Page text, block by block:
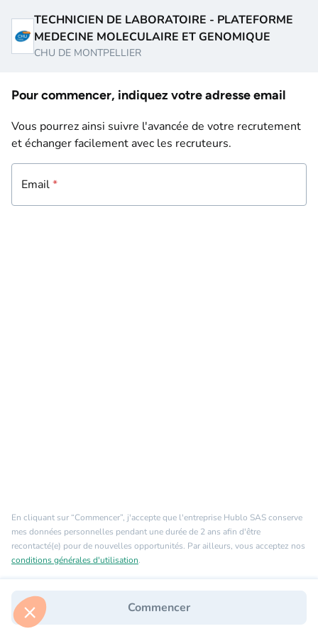
TECHNICIEN DE LABORATOIRE - PLATEFORME
MEDECINE MOLECULAIRE ET GENOMIQUE
CHU DE MONTPELLIER
Pour commencer, indiquez votre adresse email
Vous pourrez ainsi suivre l'avancée de votre recrutement
et échanger facilement avec les recruteurs.
Email*
En cliquant sur “Commencer”, j'accepte que l'entreprise Hublo SAS conserve
mes données personnelles pendant une durée de 2 ans afin d'être
recontacté(e) pour de nouvelles opportunités. Par ailleurs, vous acceptez nos
conditions générales d'utilisation.
Commencer